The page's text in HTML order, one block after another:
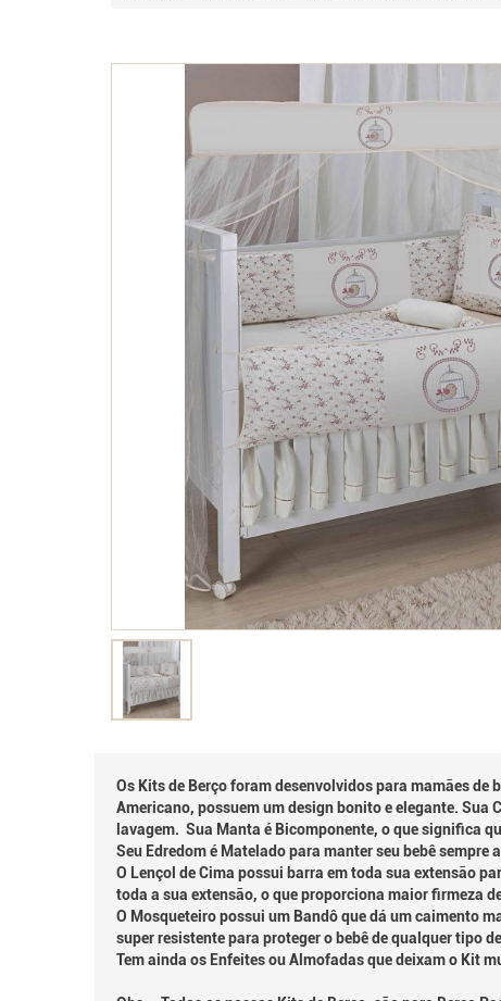
Os Kits de Berço foram desenvolvidos para mamães de
Americano, possuem um design bonito e elegante. Sua
lavagem. Sua Manta é Bicomponente, o que significa
Seu Edredom é Matelado para manter seu bebê
O Lençol de Cima possui barra em toda sua extensão
toda a sua extensão, o que proporciona maior firmeza
O Mosqueteiro possui um Bandô que dá um caimento
super resistente para proteger o bebê de qualquer tipo
Tem ainda os Enfeites ou Almofadas que deixam o Kit